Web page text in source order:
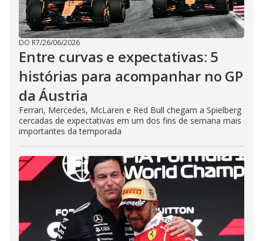
DO R7/26/06/2026
Entre curvas e expectativas: 5
histórias para acompanhar no GP
da Áustria
Ferrari, Mercedes, McLaren e Red Bull chegam a Spielberg
cercadas de expectativas em um dos fins de semana mais
importantes da temporada